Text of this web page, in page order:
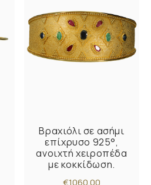
Βραχιόλι σε ασήμι
επίχρυσο 925°,
ανοιχτή χειροπέδα
με κοκκίδωση.
€1060.00